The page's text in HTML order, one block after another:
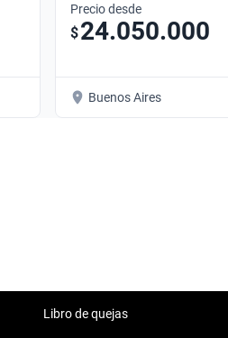
Precio desde
$24.050.000
Buenos Aires
Libro de quejas